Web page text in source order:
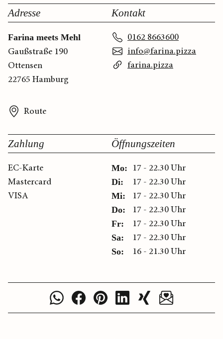
Adresse
Farina meets Mehl
Gaußstraße 190
Ottensen
22765 Hamburg
Route
Kontakt
0162 8663600
info@farina.pizza
farina.pizza
Zahlung
EC-Karte
Mastercard
VISA
Öffnungszeiten
Mo: 17 - 22.30 Uhr
Di: 17 - 22.30 Uhr
Mi: 17 - 22.30 Uhr
Do: 17 - 22.30 Uhr
Fr: 17 - 22.30 Uhr
Sa: 17 - 22.30 Uhr
So: 16 - 21.30 Uhr